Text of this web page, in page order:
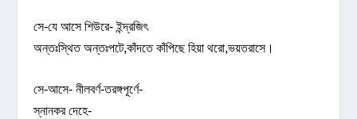
সে-যে আসে শিউরে- ইন্দ্রজিৎ
অন্তঃস্থিত অন্তঃপটে,কাঁদতে কাঁপিছে হিয়া থরো,ভয়তরাসে।
সে-আসে- নীলবর্ণ-তরঙ্গপূর্ণে-
স্নানকর দেহে-